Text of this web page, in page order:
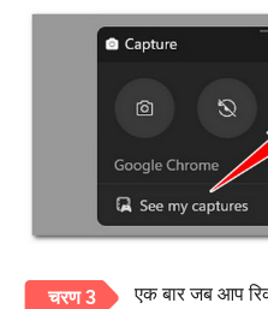
चरण 3
एक बार जब आप